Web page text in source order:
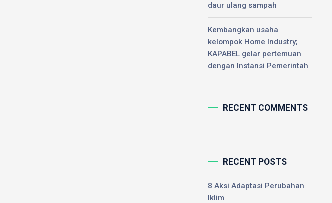
daur ulang sampah
Kembangkan usaha
kelompok Home Industry;
KAPABEL gelar pertemuan
dengan Instansi Pemerintah
RECENT COMMENTS
RECENT POSTS
8 Aksi Adaptasi Perubahan
Iklim